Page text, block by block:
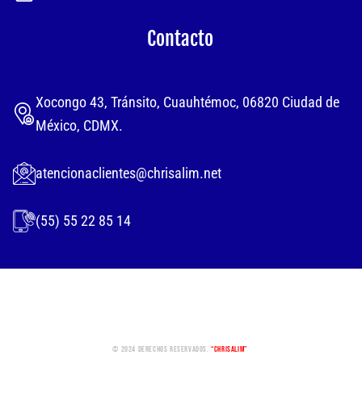
Contacto
Xocongo 43, Tránsito, Cuauhtémoc, 06820 Ciudad de
México, CDMX.
atencionaclientes@chrisalim.net
(55) 55 22 85 14
© 2024 Derechos Reservados.“Chrisalim”